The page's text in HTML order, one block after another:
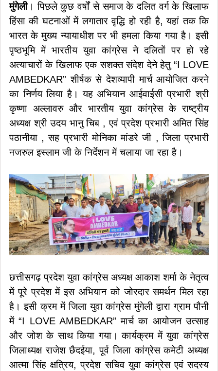
मुंगेली। पिछले कुछ वर्षों से समाज के दलित वर्ग के खिलाफ
हिंसा की घटनाओं में लगातार वृद्धि हो रही है, यहां तक कि
भारत के मुख्य न्यायाधीश पर भी हमला किया गया है। इसी
पृष्ठभूमि में भारतीय युवा कांग्रेस ने दलितों पर हो रहे
अत्याचारों के खिलाफ एक सशक्त संदेश देने हेतु “I LOVE
AMBEDKAR” शीर्षक से देशव्यापी मार्च आयोजित करने
का निर्णय लिया है। यह अभियान आईवाईसी प्रभारी श्री
कृष्णा अल्लावरु और भारतीय युवा कांग्रेस के राष्ट्रीय
अध्यक्ष श्री उदय भानु चिब , एवं प्रदेश प्रभारी अमित सिंह
पठानीया , सह प्रभारी मोनिका मांडरे जी , जिला प्रभारी
नजरुल इस्लाम जी के निर्देशन में चलाया जा रहा है।
छत्तीसगढ़ प्रदेश युवा कांग्रेस अध्यक्ष आकाश शर्मा के नेतृत्व
में पूरे प्रदेश में इस अभियान को जोरदार समर्थन मिल रहा
है। इसी क्रम में जिला युवा कांग्रेस मुंगेली द्वारा ग्राम पौनी
में “I LOVE AMBEDKAR” मार्च का आयोजन उत्साह
और जोश के साथ किया गया। कार्यक्रम में युवा कांग्रेस
जिलाध्यक्ष राजेश छैदईया, पूर्व जिला कांग्रेस कमेटी अध्यक्ष
आत्मा सिंह क्षत्रिय, प्रदेश सचिव युवा कांग्रेस एवं सदस्य